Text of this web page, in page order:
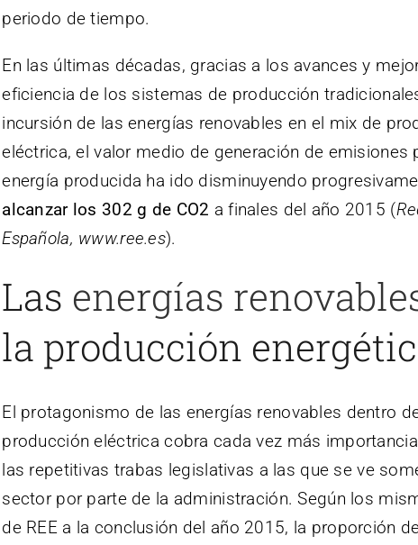
periodo de tiempo.
En las últimas décadas, gracias a los avances y
eficiencia de los sistemas de producción
incursión de las energías renovables en el mix de
eléctrica, el valor medio de generación de emisiones
energía producida ha ido disminuyendo
alcanzar los 302 g de CO2 a finales del año 2015 (
Española, www.ree.es).
Las energías
la producción
El protagonismo de las energías renovables dentro
producción eléctrica cobra cada vez más
las repetitivas trabas legislativas a las que se ve
sector por parte de la administración. Según los
de REE a la conclusión del año 2015, la proporción